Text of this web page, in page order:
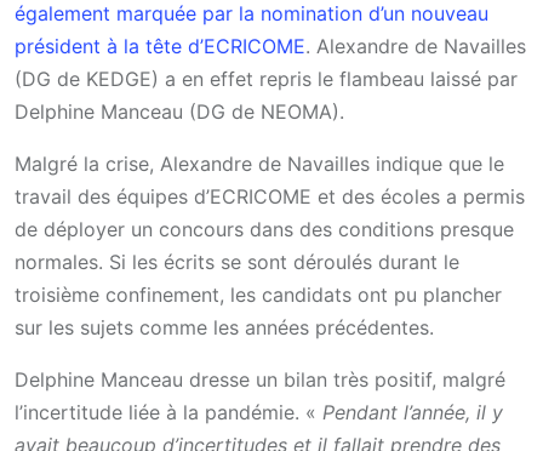
également marquée par la nomination d’un nouveau
président à la tête d’ECRICOME. Alexandre de Navailles
(DG de KEDGE) a en effet repris le flambeau laissé par
Delphine Manceau (DG de NEOMA).
Malgré la crise, Alexandre de Navailles indique que le
travail des équipes d’ECRICOME et des écoles a permis
de déployer un concours dans des conditions presque
normales. Si les écrits se sont déroulés durant le
troisième confinement, les candidats ont pu plancher
sur les sujets comme les années précédentes.
Delphine Manceau dresse un bilan très positif, malgré
l’incertitude liée à la pandémie. « Pendant l’année, il y
avait beaucoup d’incertitudes et il fallait prendre des